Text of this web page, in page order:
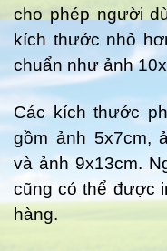
cho phép người
kích thước nhỏ
chuẩn như ảnh
Các kích thước
gồm ảnh 5x7cm,
và ảnh 9x13cm.
cũng có thể được
hàng.